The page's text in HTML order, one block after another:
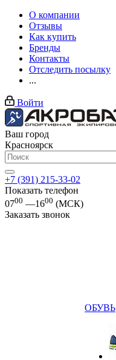
О компании
Отзывы
Как купить
Бренды
Контакты
Отследить посылку
...
Войти
Ваш город
Красноярск
+7 (391) 215-33-02
Показать телефон
0700 —1600 (МСК)
Заказать звонок
ОБУВЬ